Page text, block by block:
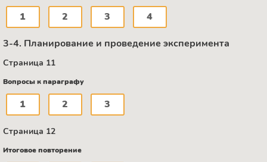
1 2 3 4
3-4. Планирование и проведение эксперимента
Страница 11
Вопросы к параграфу
1 2 3
Страница 12
Итоговое повторение